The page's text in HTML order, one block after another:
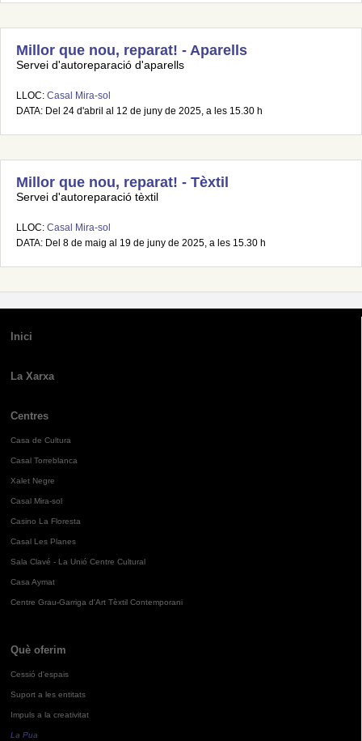
Millor que nou, reparat! - Aparells
Servei d'autoreparació d'aparells
LLOC: Casal Mira-sol
DATA: Del 24 d'abril al 12 de juny de 2025, a les 15.30 h
Millor que nou, reparat! - Tèxtil
Servei d'autoreparació tèxtil
LLOC: Casal Mira-sol
DATA: Del 8 de maig al 19 de juny de 2025, a les 15.30 h
Inici
La Xarxa
Centres
Casa de Cultura
Casal Torreblanca
Xalet Negre
Casal Mira-sol
Casino La Floresta
Casal Les Planes
Sala Clavé - La Unió Centre Cultural
Casa Aymat
Centre Grau-Garriga d'Art Tèxtil Contemporani
Què oferim
Cessió d'espais
Suport a les entitats
Impuls a la creativitat
La Pua